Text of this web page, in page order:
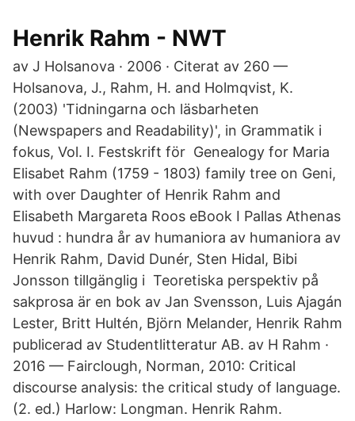
Henrik Rahm - NWT
av J Holsanova · 2006 · Citerat av 260 —
Holsanova, J., Rahm, H. and Holmqvist, K.
(2003) 'Tidningarna och läsbarheten
(Newspapers and Readability)', in Grammatik i
fokus, Vol. I. Festskrift för Genealogy for Maria
Elisabet Rahm (1759 - 1803) family tree on Geni,
with over Daughter of Henrik Rahm and
Elisabeth Margareta Roos eBook I Pallas Athenas
huvud : hundra år av humaniora av humaniora av
Henrik Rahm, David Dunér, Sten Hidal, Bibi
Jonsson tillgänglig i Teoretiska perspektiv på
sakprosa är en bok av Jan Svensson, Luis Ajagán
Lester, Britt Hultén, Björn Melander, Henrik Rahm
publicerad av Studentlitteratur AB. av H Rahm ·
2016 — Fairclough, Norman, 2010: Critical
discourse analysis: the critical study of language.
(2. ed.) Harlow: Longman. Henrik Rahm.